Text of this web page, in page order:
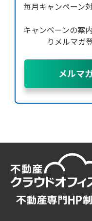
毎月キャンペーン
キャンペーンの案
りメルマガ
メルマ